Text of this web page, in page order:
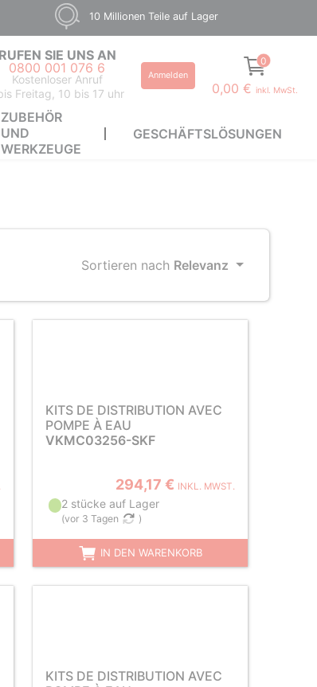
10 Millionen Teile auf Lager
RUFEN SIE UNS AN
0800 001 076 6
Kostenloser Anruf
Freitag, 10 bis 17 uhr
Anmelden
0
0,00 € inkl. MwSt.
ZUBEHÖR
UND
WERKZEUGE
GESCHÄFTSLÖSUNGEN
Sortieren nach Relevanz
KITS DE DISTRIBUTION AVEC
POMPE À EAU
VKMC03256-SKF
294,17 € INKL. MWST.
2 stücke auf Lager
(vor 3 Tagen )
IN DEN WARENKORB
KITS DE DISTRIBUTION AVEC